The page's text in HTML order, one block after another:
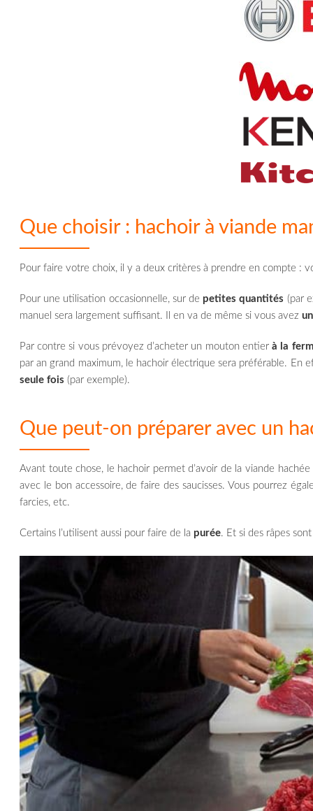
Que choisir : hachoir à viande
Pour faire votre choix, il y a deux critères à prendre en compte :
Pour une utilisation occasionnelle, sur de petites quantités (par
manuel sera largement suffisant. Il en va de même si vous avez
Par contre si vous prévoyez d’acheter un mouton entierà la
par an grand maximum, le hachoir électrique sera préférable. En
seule fois (par exemple).
Que peut-on préparer avec un
Avant toute chose, le hachoir permet d’avoir de la viande
avec le bon accessoire, de faire des saucisses. Vous pourrez
farcies, etc.
Certains l’utilisent aussi pour faire de la purée. Et si des râpes